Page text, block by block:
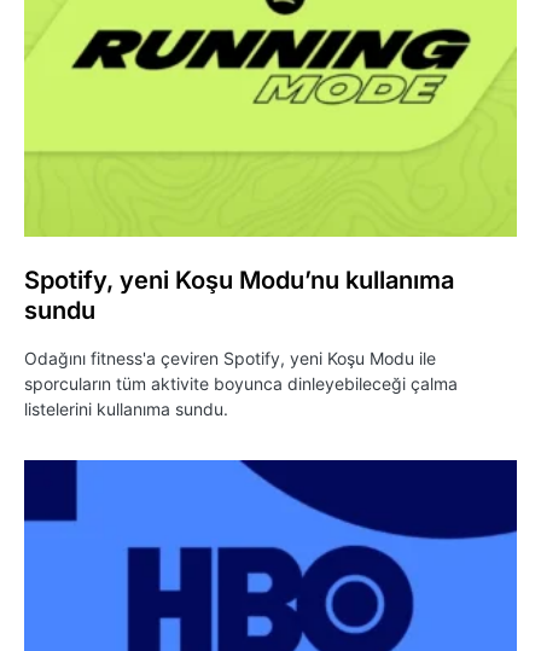
Spotify, yeni Koşu Modu’nu kullanıma
sundu
Odağını fitness'a çeviren Spotify, yeni Koşu Modu ile
sporcuların tüm aktivite boyunca dinleyebileceği çalma
listelerini kullanıma sundu.